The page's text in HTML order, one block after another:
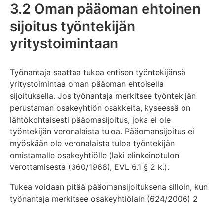
3.2 Oman pääoman ehtoinen
sijoitus työntekijän
yritystoimintaan
Työnantaja saattaa tukea entisen työntekijänsä
yritystoimintaa oman pääoman ehtoisella
sijoituksella. Jos työnantaja merkitsee työntekijän
perustaman osakeyhtiön osakkeita, kyseessä on
lähtökohtaisesti pääomasijoitus, joka ei ole
työntekijän veronalaista tuloa. Pääomansijoitus ei
myöskään ole veronalaista tuloa työntekijän
omistamalle osakeyhtiölle (laki elinkeinotulon
verottamisesta (360/1968), EVL 6.1 § 2 k.).
Tukea voidaan pitää pääomansijoituksena silloin, kun
työnantaja merkitsee osakeyhtiölain (624/2006) 2